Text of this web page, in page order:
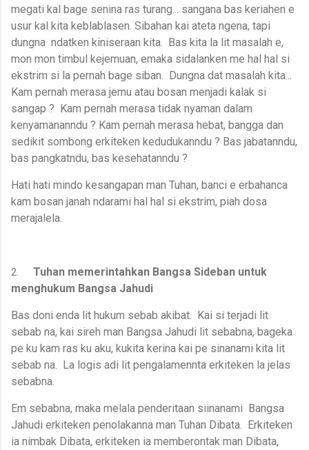
megati kal bage senina ras turang... sangana bas keriahen e
usur kal kita keblablasen. Sibahan kai ateta ngena, tapi
dungna ndatken kiniseraan kita. Bas kita la lit masalah e,
mon mon timbul kejemuan, emaka sidalanken me hal hal si
ekstrim si la pernah bage siban. Dungna dat masalah kita...
Kam pernah merasa jemu atau bosan menjadi kalak si
sangap ? Kam pernah merasa tidak nyaman dalam
kenyamananndu ? Kam pernah merasa hebat, bangga dan
sedikit sombong erkiteken kedudukanndu ? Bas jabatanndu,
bas pangkatndu, bas kesehatanndu ?
Hati hati mindo kesangapan man Tuhan, banci e erbahanca
kam bosan janah ndarami hal hal si ekstrim, piah dosa
merajalela.
2.
Tuhan memerintahkan Bangsa Sideban untuk
menghukum Bangsa Jahudi
Bas doni enda lit hukum sebab akibat. Kai si terjadi lit
sebab na, kai sireh man Bangsa Jahudi lit sebabna, bageka
pe ku kam ras ku aku, kukita kerina kai pe sinanami kita lit
sebab na. La logis adi lit pengalamennta erkiteken la jelas
sebabna.
Em sebabna, maka melala penderitaan siinanami Bangsa
Jahudi erkiteken penolakanna man Tuhan Dibata. Erkiteken
ia nimbak Dibata, erkiteken ia memberontak man Dibata,